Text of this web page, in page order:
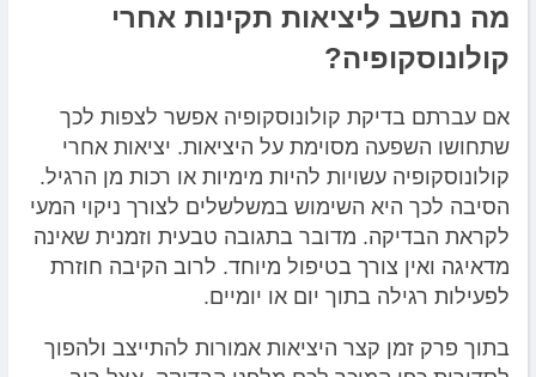
מה נחשב ליציאות תקינות אחרי
קולונוסקופיה?
אם עברתם בדיקת קולונוסקופיה אפשר לצפות לכך
שתחושו השפעה מסוימת על היציאות. יציאות אחרי
קולונוסקופיה עשויות להיות מימיות או רכות מן הרגיל.
הסיבה לכך היא השימוש במשלשלים לצורך ניקוי המעי
לקראת הבדיקה. מדובר בתגובה טבעית וזמנית שאינה
מדאיגה ואין צורך בטיפול מיוחד. לרוב הקיבה חוזרת
לפעילות רגילה בתוך יום או יומיים.
בתוך פרק זמן קצר היציאות אמורות להתייצב ולהפוך